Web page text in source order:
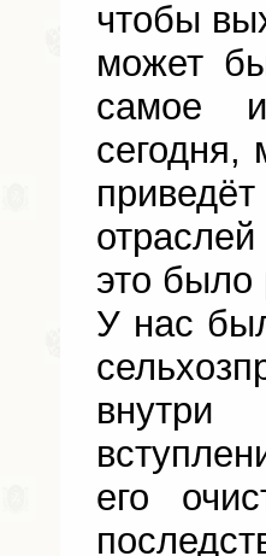
чтобы
может
самое
сегодня,
это было
У нас
внутри
его